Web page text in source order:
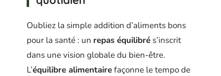
Oubliez la simple addition d’aliments bons
pour la santé : un repas équilibré s’inscrit
dans une vision globale du bien-être.
L’équilibre alimentairefaçonne le tempo de